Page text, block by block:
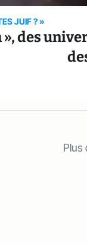
JUIF ? »
», des
Plus